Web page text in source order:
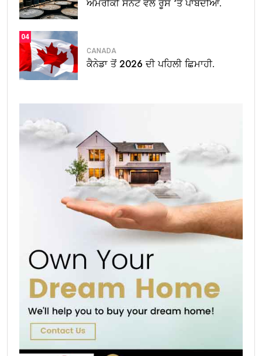
ਅਮਰੀਕੀ ਸੈਨੇਟ ਵੱਲੋਂ ਰੂਸ ‘ਤੇ ਪਾਬੰਦੀਆਂ.
04
CANADA
ਕੈਨੇਡਾ ਤੋਂ 2026 ਦੀ ਪਹਿਲੀ ਛਿਮਾਹੀ.